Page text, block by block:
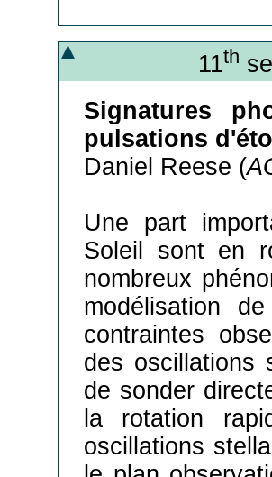
11th
Signatures
pulsations
Daniel Reese (
Une part
Soleil sont en
nombreux
modélisation
contraintes
des oscillations
de sonder
la rotation
oscillations